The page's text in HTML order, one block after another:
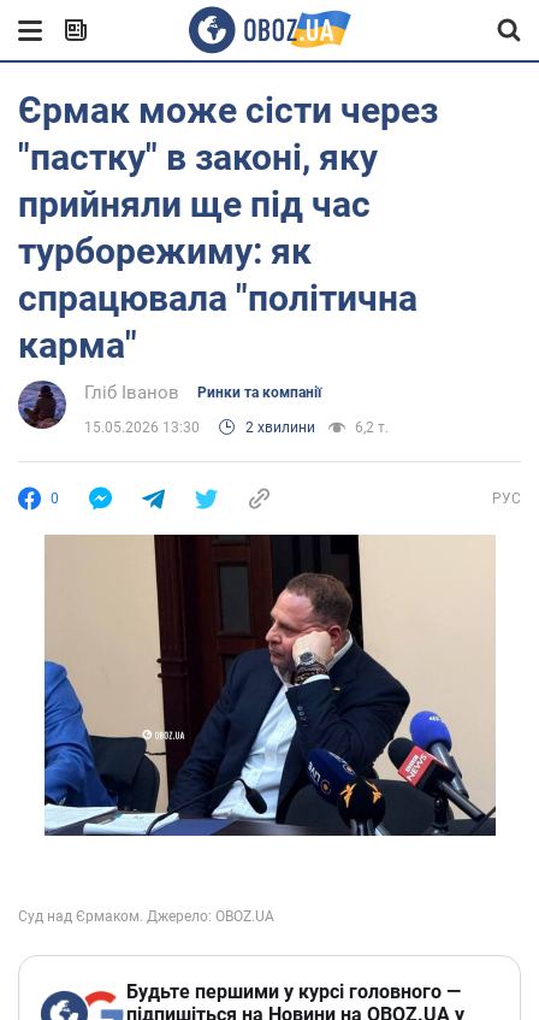
Єрмак може сісти через
"пастку" в законі, яку
прийняли ще під час
турборежиму: як
спрацювала "політична
карма"
Гліб Іванов Ринки та компанії
15.05.2026 13:30 2 хвилини 6,2 т.
0 РУС
Будьте першими у курсі головного —
підпишіться на Новини на OBOZ.UA у